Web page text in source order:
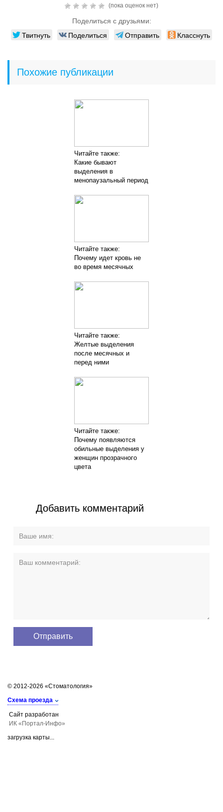
(пока оценок нет)
Поделиться с друзьями:
Твитнуть Поделиться Отправить Класснуть
Похожие публикации
Читайте также:
Какие бывают
выделения в
менопаузальный период
Читайте также:
Почему идет кровь не
во время месячных
Читайте также:
Желтые выделения
после месячных и
перед ними
Читайте также:
Почему появляются
обильные выделения у
женщин прозрачного
цвета
Добавить комментарий
© 2012-2026 «Стоматология»
Схема проезда
Сайт разработан
ИК «Портал-Инфо»
загрузка карты...